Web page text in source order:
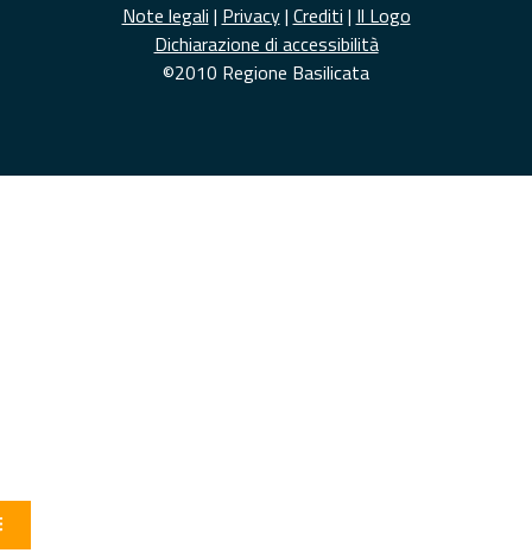
Note legali | Privacy| Crediti | Il Logo
Dichiarazione di accessibilità
©2010 Regione Basilicata